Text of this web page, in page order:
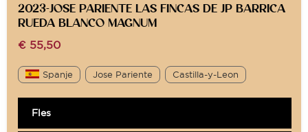
2023-JOSE PARIENTE LAS FINCAS DE JP BARRICA
RUEDA BLANCO MAGNUM
€ 55,50
Spanje Jose Pariente Castilla-y-Leon
Fles